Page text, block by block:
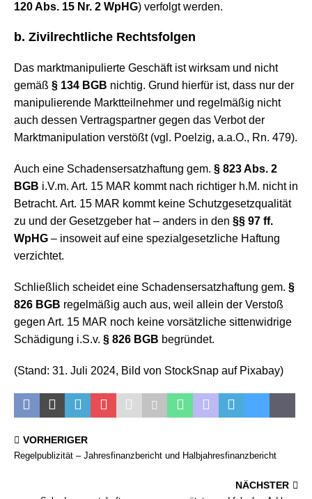
120 Abs. 15 Nr. 2 WpHG) verfolgt werden.
b. Zivilrechtliche Rechtsfolgen
Das marktmanipulierte Geschäft ist wirksam und nicht
gemäß § 134 BGB nichtig. Grund hierfür ist, dass nur der
manipulierende Marktteilnehmer und regelmäßig nicht
auch dessen Vertragspartner gegen das Verbot der
Marktmanipulation verstößt (vgl. Poelzig, a.a.O., Rn. 479).
Auch eine Schadensersatzhaftung gem. § 823 Abs. 2
BGB i.V.m. Art. 15 MAR kommt nach richtiger h.M. nicht in
Betracht. Art. 15 MAR kommt keine Schutzgesetzqualität
zu und der Gesetzgeber hat – anders in den §§ 97 ff.
WpHG – insoweit auf eine spezialgesetzliche Haftung
verzichtet.
Schließlich scheidet eine Schadensersatzhaftung gem. §
826 BGB regelmäßig auch aus, weil allein der Verstoß
gegen Art. 15 MAR noch keine vorsätzliche sittenwidrige
Schädigung i.S.v. § 826 BGB begründet.
(Stand: 31. Juli 2024, Bild von StockSnap auf Pixabay)
VORHERIGER
Regelpublizität – Jahresfinanzbericht und Halbjahresfinanzbericht
NÄCHSTER